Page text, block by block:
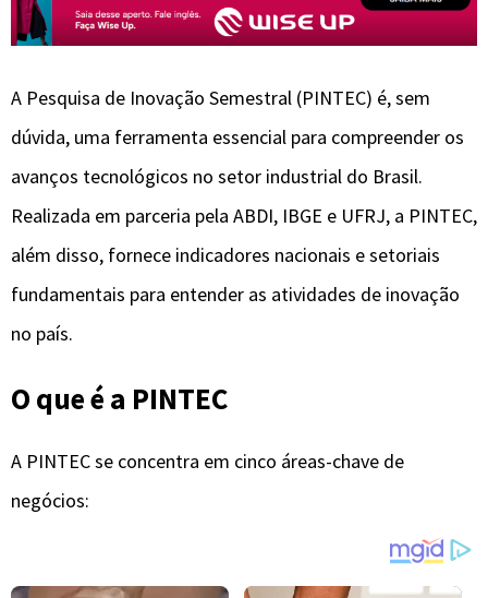
A Pesquisa de Inovação Semestral (PINTEC) é, sem
dúvida, uma ferramenta essencial para compreender os
avanços tecnológicos no setor industrial do Brasil.
Realizada em parceria pela ABDI, IBGE e UFRJ, a PINTEC,
além disso, fornece indicadores nacionais e setoriais
fundamentais para entender as atividades de inovação
no país.
O que é a PINTEC
A PINTEC se concentra em cinco áreas-chave de
negócios: